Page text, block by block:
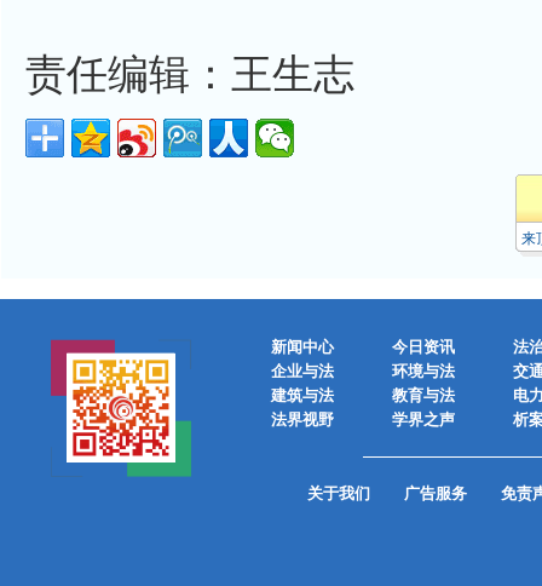
责任编辑：王生志
来
新闻中心 今日资讯
法
企业与法
环境与法
交
建筑与法
教育与法
电
法界视野
学界之声 析
关于我们 广告服务 免责